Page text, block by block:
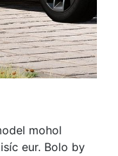
mohol
eur. Bolo by